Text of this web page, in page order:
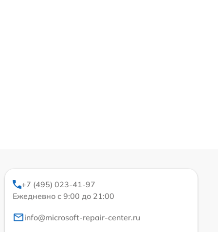
+7 (495) 023-41-97
Ежедневно с 9:00 до 21:00
info@microsoft-repair-center.ru